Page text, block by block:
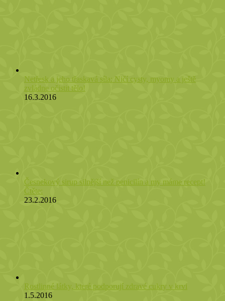
Netřesk a jeho třaskavá síla: Ničí cysty, myomy a ještě
zvládne očistit tělo!
16.3.2016
Česnekový sirup silnější než penicilín a my máme recept!
Čtěte:
23.2.2016
Rostlinné látky, které podporují zdravé cukry v krvi
1.5.2016